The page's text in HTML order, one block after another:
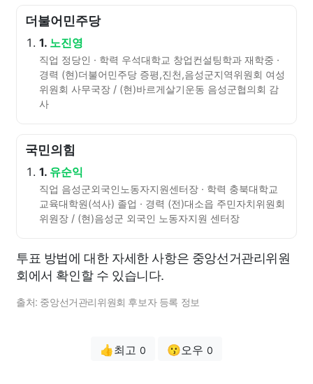
더불어민주당
1. 노진영
직업 정당인 · 학력 우석대학교 창업컨설팅학과 재학중 ·
경력 (현)더불어민주당 증평,진천,음성군지역위원회 여성
위원회 사무국장 / (현)바르게살기운동 음성군협의회 감
사
국민의힘
1. 유순익
직업 음성군외국인노동자지원센터장 · 학력 충북대학교
교육대학원(석사) 졸업 · 경력 (전)대소읍 주민자치위원회
위원장 / (현)음성군 외국인 노동자지원 센터장
투표 방법에 대한 자세한 사항은 중앙선거관리위원
회에서 확인할 수 있습니다.
출처: 중앙선거관리위원회 후보자 등록 정보
👍최고 0 😗오우 0